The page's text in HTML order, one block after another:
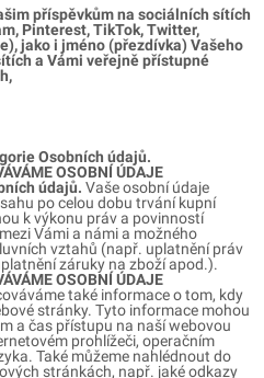
příspěvkům na sociálních sítích
Pinterest, TikTok, Twitter,
jako i jméno (přezdívka) Vašeho
a Vámi veřejně přístupné
Osobních údajů.
OSOBNÍ ÚDAJE
údajů. Vaše osobní údaje
po celou dobu trvání kupní
k výkonu práv a povinností
Vámi a námi a možného
vztahů (např. uplatnění práv
záruky na zboží apod.).
OSOBNÍ ÚDAJE
také informace o tom, kdy
stránky. Tyto informace mohou
a čas přístupu na naší webovou
prohlížeči, operačním
Také můžeme nahlédnout do
stránkách, např. jaké odkazy